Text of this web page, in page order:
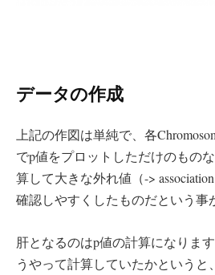
データの作成
上記の作図は単純で、各
でp値をプロットしただけのもの
算して大きな外れ値（->
確認しやすくしたものだという事
肝となるのはp値の計算になりま
うやって計算していたかというと